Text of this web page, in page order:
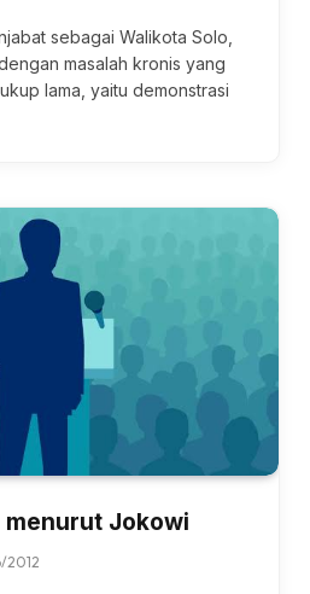
sebagai Walikota Solo,
masalah kronis yang
lama, yaitu demonstrasi
menurut Jokowi
2012